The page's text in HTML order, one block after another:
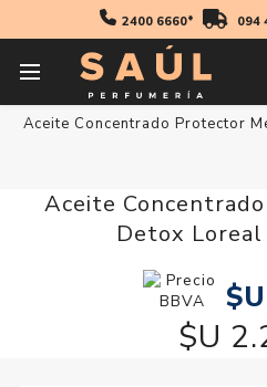
2400 6660* 094
Inicio
Aceite Concentrado Protector
Aceite
Detox
$U